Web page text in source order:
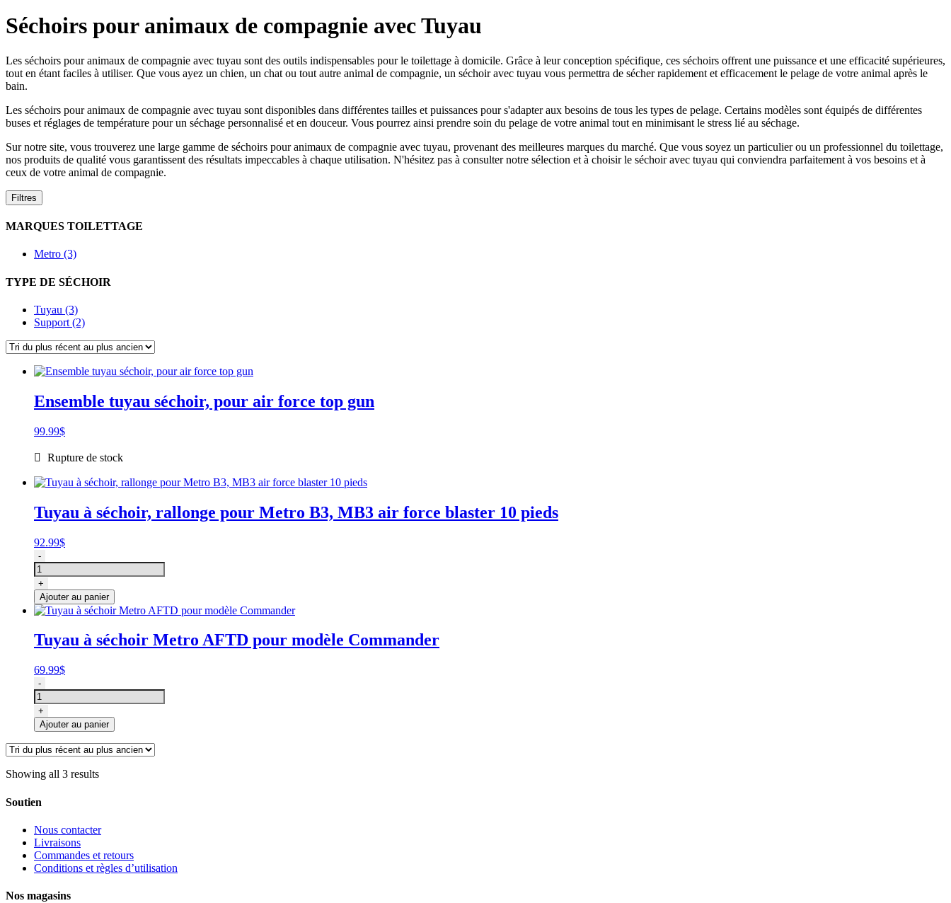
Séchoirs pour animaux de compagnie avec Tuyau
Les séchoirs pour animaux de compagnie avec tuyau sont des outils indispensables pour le toilettage à domicile. Grâce à leur conception spécifique, ces séchoirs offrent une puissance et une efficacité supérieures,
tout en étant faciles à utiliser. Que vous ayez un chien, un chat ou tout autre animal de compagnie, un séchoir avec tuyau vous permettra de sécher rapidement et efficacement le pelage de votre animal après le
bain.
Les séchoirs pour animaux de compagnie avec tuyau sont disponibles dans différentes tailles et puissances pour s'adapter aux besoins de tous les types de pelage. Certains modèles sont équipés de différentes
buses et réglages de température pour un séchage personnalisé et en douceur. Vous pourrez ainsi prendre soin du pelage de votre animal tout en minimisant le stress lié au séchage.
Sur notre site, vous trouverez une large gamme de séchoirs pour animaux de compagnie avec tuyau, provenant des meilleures marques du marché. Que vous soyez un particulier ou un professionnel du toilettage,
nos produits de qualité vous garantissent des résultats impeccables à chaque utilisation. N'hésitez pas à consulter notre sélection et à choisir le séchoir avec tuyau qui conviendra parfaitement à vos besoins et à
ceux de votre animal de compagnie.
Filtres
MARQUES TOILETTAGE
Metro (3)
TYPE DE SÉCHOIR
Tuyau (3)
Support (2)
Ensemble tuyau séchoir, pour air force top gun
99.99$
Rupture de stock
Tuyau à séchoir, rallonge pour Metro B3, MB3 air force blaster 10 pieds
92.99$
quantité
de
Tuyau
à
séchoir,
rallonge
Metro
MB3
air
force
blaster
10
pieds
-
+
Ajouter au panier
Tuyau à séchoir Metro AFTD pour modèle Commander
69.99$
quantité
de
Tuyau
à
séchoir
Metro
AFTD
pour
modèle
-
+
Ajouter au panier
Showing all 3 results
Soutien
Nous contacter
Livraisons
Commandes et retours
Conditions et règles d’utilisation
Nos magasins